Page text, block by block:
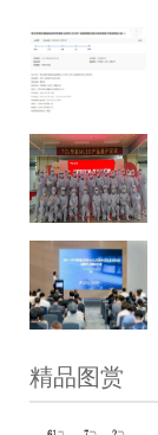
精品图赏